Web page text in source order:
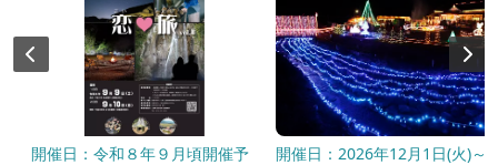
開催日：令和８年９月頃開催予
開催日：2026年12月1日(火)～